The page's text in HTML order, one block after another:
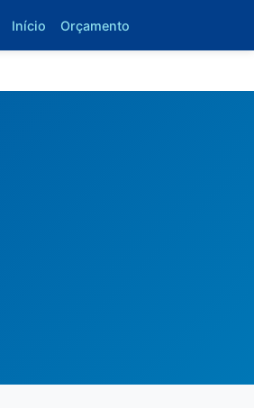
Início Orçamento